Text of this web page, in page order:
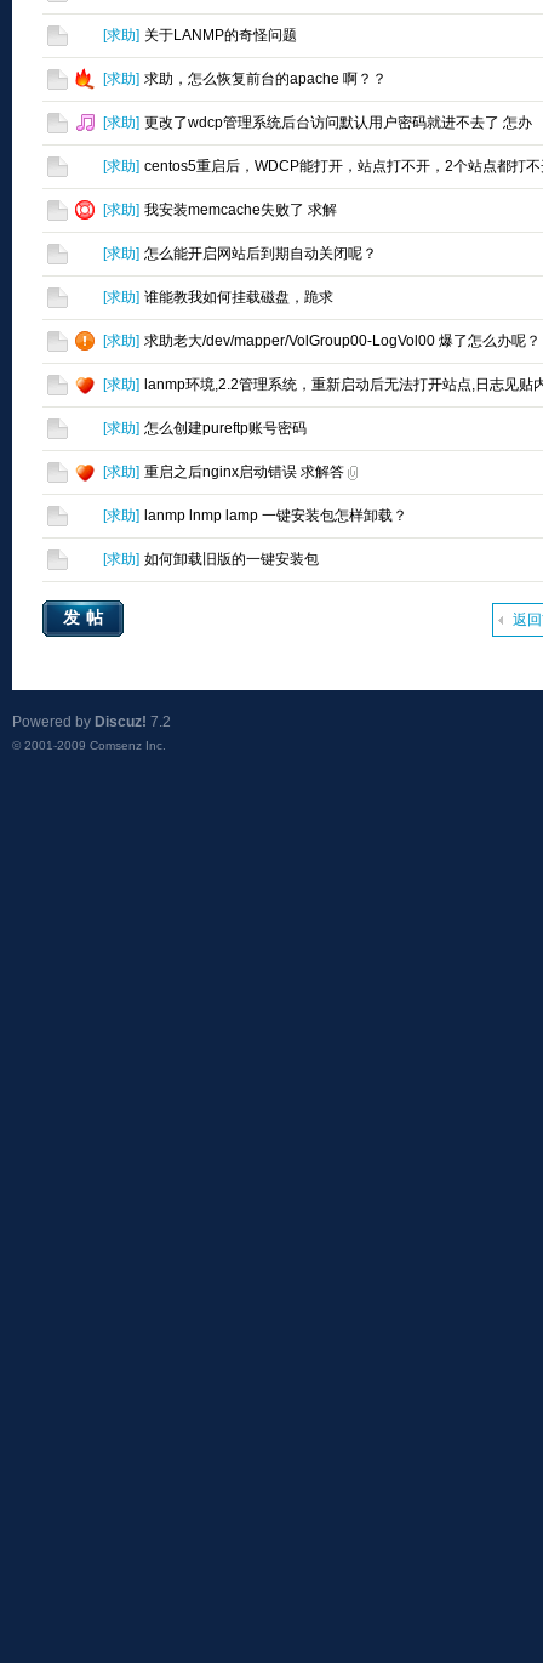
[求助] 关于LANMP的奇怪问题
[求助] 求助，怎么恢复前台的apache 啊？？
[求助] 更改了wdcp管理系统后台访问默认用户密码就进不去了 怎办
[求助] centos5重启后，WDCP能打开，站点打不开，2个站点都打
[求助] 我安装memcache失败了 求解
[求助] 怎么能开启网站后到期自动关闭呢？
[求助] 谁能教我如何挂载磁盘，跪求
[求助] 求助老大/dev/mapper/VolGroup00-LogVol00 爆了怎么办呢？
[求助] lanmp环境,2.2管理系统，重新启动后无法打开站点,日志见贴
[求助] 怎么创建pureftp账号密码
[求助] 重启之后nginx启动错误 求解答
[求助] lanmp lnmp lamp 一键安装包怎样卸载？
[求助] 如何卸载旧版的一键安装包
返
发帖
Powered by Discuz! 7.2
© 2001-2009 Comsenz Inc.